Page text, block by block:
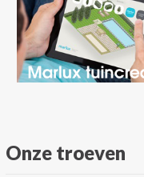
Onze troeven